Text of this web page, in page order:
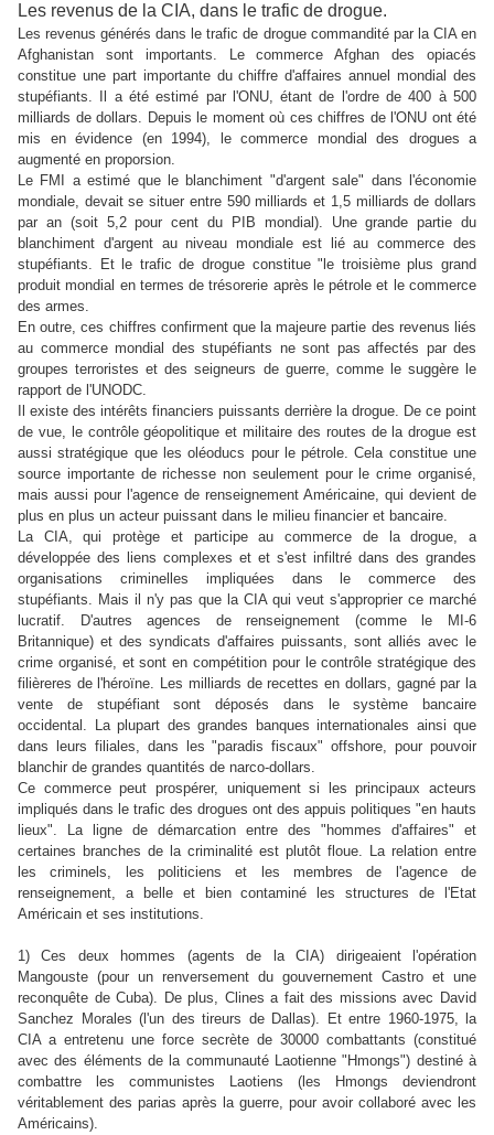
Les revenus de la CIA, dans le trafic de drogue.
Les revenus générés dans le trafic de drogue commandité par la CIA en
Afghanistan sont importants. Le commerce Afghan des opiacés
constitue une part importante du chiffre d'affaires annuel mondial des
stupéfiants. Il a été estimé par l'ONU, étant de l'ordre de 400 à 500
milliards de dollars. Depuis le moment où ces chiffres de l'ONU ont été
mis en évidence (en 1994), le commerce mondial des drogues a
augmenté en proporsion.
Le FMI a estimé que le blanchiment "d'argent sale" dans l'économie
mondiale, devait se situer entre 590 milliards et 1,5 milliards de dollars
par an (soit 5,2 pour cent du PIB mondial). Une grande partie du
blanchiment d'argent au niveau mondiale est lié au commerce des
stupéfiants. Et le trafic de drogue constitue "le troisième plus grand
produit mondial en termes de trésorerie après le pétrole et le commerce
des armes.
En outre, ces chiffres confirment que la majeure partie des revenus liés
au commerce mondial des stupéfiants ne sont pas affectés par des
groupes terroristes et des seigneurs de guerre, comme le suggère le
rapport de l'UNODC.
Il existe des intérêts financiers puissants derrière la drogue. De ce point
de vue, le contrôle géopolitique et militaire des routes de la drogue est
aussi stratégique que les oléoducs pour le pétrole.Cela constitue une
source importante de richesse non seulement pour le crime organisé,
mais aussi pour l'agence de renseignement Américaine, qui devient de
plus en plus un acteur puissant dans le milieu financier et bancaire.
La CIA, qui protège et participe au commerce de la drogue, a
développée des liens complexes et et s'est infiltré dans des grandes
organisations criminelles impliquées dans le commerce des
stupéfiants. Mais il n'y pas que la CIA qui veut s'approprier ce marché
lucratif. D'autres agences de renseignement (comme le MI-6
Britannique) et des syndicats d'affaires puissants, sont alliés avec le
crime organisé, et sont en compétition pour le contrôle stratégique des
filièreres de l'héroïne. Les milliards de recettes en dollars, gagné par la
vente de stupéfiant sont déposés dans le système bancaire
occidental. La plupart des grandes banques internationales ainsi que
dans leurs filiales, dans les "paradis fiscaux" offshore, pour pouvoir
blanchir de grandes quantités de narco-dollars.
Ce commerce peut prospérer, uniquement si les principaux acteurs
impliqués dans le trafic des drogues ont des appuis politiques "en hauts
lieux". La ligne de démarcation entre des "hommes d'affaires" et
certaines branches de la criminalité est plutôt floue. La relation entre
les criminels, les politiciens et les membres de l'agence de
renseignement, a belle et bien contaminé les structures de l'Etat
Américain et ses institutions.
1)Ces deux hommes (agents de la CIA) dirigeaient l'opération
Mangouste (pour un renversement du gouvernement Castro et une
reconquête de Cuba). De plus, Clines a fait des missions avec David
Sanchez Morales (l'un des tireurs de Dallas). Et entre 1960-1975, la
CIA a entretenu une force secrète de 30000 combattants (constitué
avec des éléments de la communauté Laotienne "Hmongs") destiné à
combattre les communistes Laotiens (les Hmongs deviendront
véritablement des parias après la guerre, pour avoir collaboré avec les
Américains).